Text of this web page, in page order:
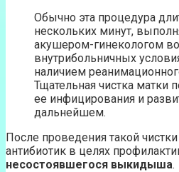
Обычно эта процедура
нескольких минут,
акушером-гинекологом во
внутрибольничных
наличием
Тщательная чистка матки
ее инфицирования и
дальнейшем.
После проведения такой
антибиотик в целях
несостоявшегося выкидыша.